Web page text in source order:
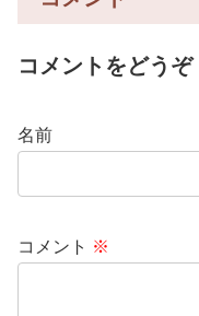
コメントをどうぞ
名前
コメント ※